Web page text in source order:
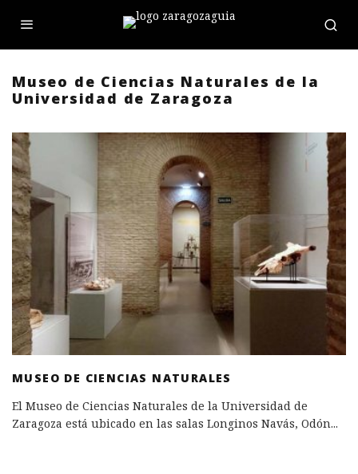
Museo de Ciencias Naturales de la
Universidad de Zaragoza
MUSEO DE CIENCIAS NATURALES
El Museo de Ciencias Naturales de la Universidad de
Zaragoza está ubicado en las salas Longinos Navás, Odón...